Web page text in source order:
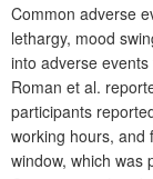
Common adverse
lethargy, mood
into adverse
Roman et al.
participants
working hours, and
window, which was